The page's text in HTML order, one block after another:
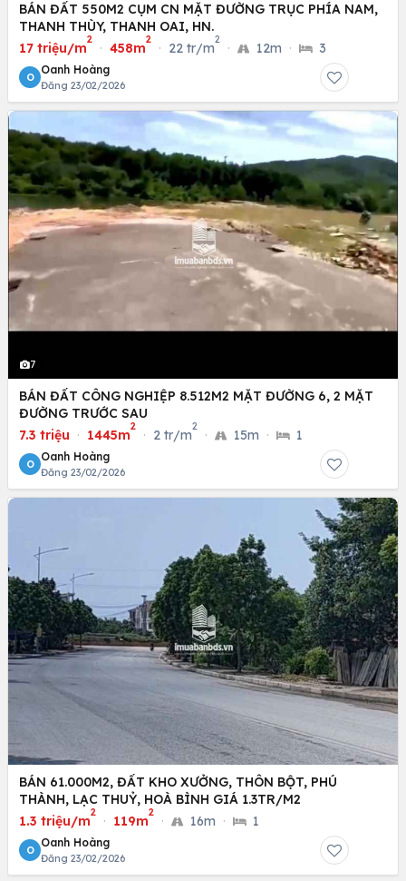
BÁN ĐẤT 550M2 CỤM CN MẶT ĐƯỜNG TRỤC PHÍA NAM,
THANH THÙY, THANH OAI, HN.
17 triệu/m
2
· 458m
2
· 22 tr/m
2
· 12m · 3
O
Oanh Hoàng
Đăng 23/02/2026
7
BÁN ĐẤT CÔNG NGHIỆP 8.512M2 MẶT ĐƯỜNG 6, 2 MẶT
ĐƯỜNG TRƯỚC SAU
7.3 triệu · 1445m
2
· 2 tr/m
2
· 15m · 1
O
Oanh Hoàng
Đăng 23/02/2026
BÁN 61.000M2, ĐẤT KHO XƯỞNG, THÔN BỘT, PHÚ
THÀNH, LẠC THUỶ, HOÀ BÌNH GIÁ 1.3TR/M2
1.3 triệu/m
2
· 119m
2
· 16m · 1
O
Oanh Hoàng
Đăng 23/02/2026